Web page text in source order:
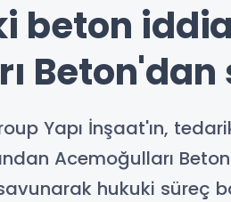
beton
Yapı İnşaat'ın,
Acemoğulları
hukuki süreç